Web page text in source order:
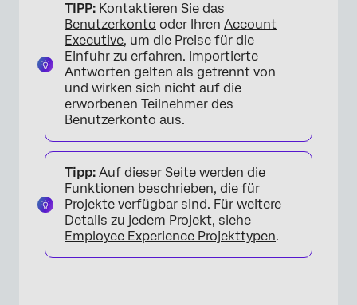
Antworten
&Vorbereiten; Importieren Ihrer Daten
Importieren anonymer Antworten, die mit
einer Hierarchie verbunden sind
Vollständig anonyme Antworten importiert
FAQs
TIPP: Kontaktieren Sie das
Benutzerkonto oder Ihren Account
Executive, um die Preise für die
Einfuhr zu erfahren. Importierte
Antworten gelten als getrennt von
und wirken sich nicht auf die
erworbenen Teilnehmer des
Benutzerkonto aus.
Tipp: Auf dieser Seite werden die
Funktionen beschrieben, die für
Projekte verfügbar sind. Für weitere
Details zu jedem Projekt, siehe
Employee Experience Projekttypen.